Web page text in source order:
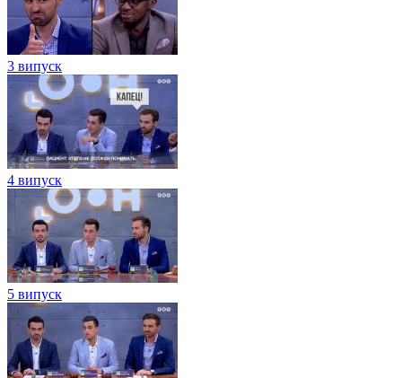
3 випуск
4 випуск
5 випуск